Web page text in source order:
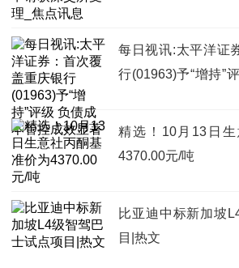
每日视讯:太平洋证
行(01963)予“增持”
精选！10月13日
4370.00元/吨
比亚迪中标新加坡
目|热文